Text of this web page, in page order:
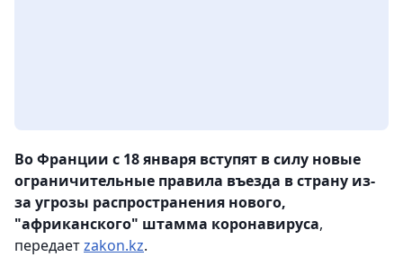
Во Франции c 18 января вступят в силу новые
ограничительные правила въезда в страну из-
за угрозы распространения нового,
"африканского" штамма коронавируса,
передаетzakon.kz.